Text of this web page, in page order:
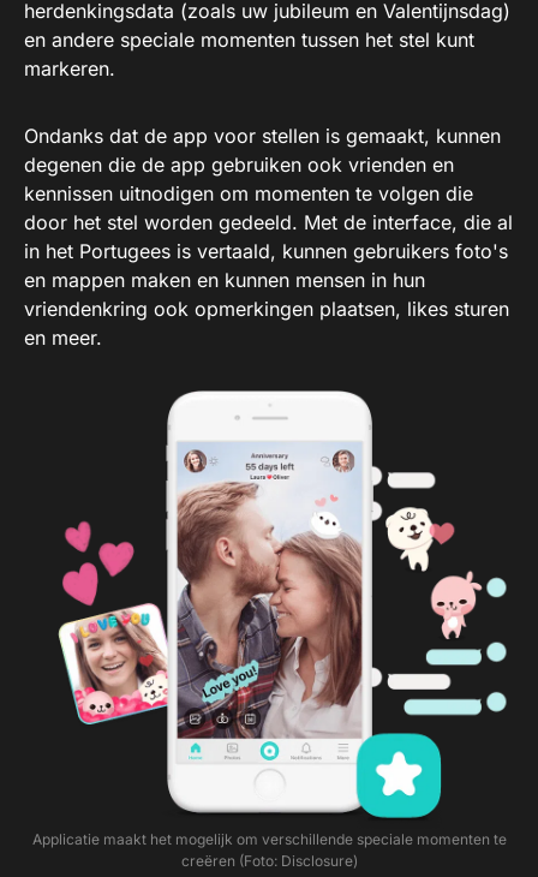
herdenkingsdata (zoals uw jubileum en Valentijnsdag)
en andere speciale momenten tussen het stel kunt
markeren.
Ondanks dat de app voor stellen is gemaakt, kunnen
degenen die de app gebruiken ook vrienden en
kennissen uitnodigen om momenten te volgen die
door het stel worden gedeeld. Met de interface, die al
in het Portugees is vertaald, kunnen gebruikers foto's
en mappen maken en kunnen mensen in hun
vriendenkring ook opmerkingen plaatsen, likes sturen
en meer.
Applicatie maakt het mogelijk om verschillende speciale momenten te
creëren (Foto: Disclosure)